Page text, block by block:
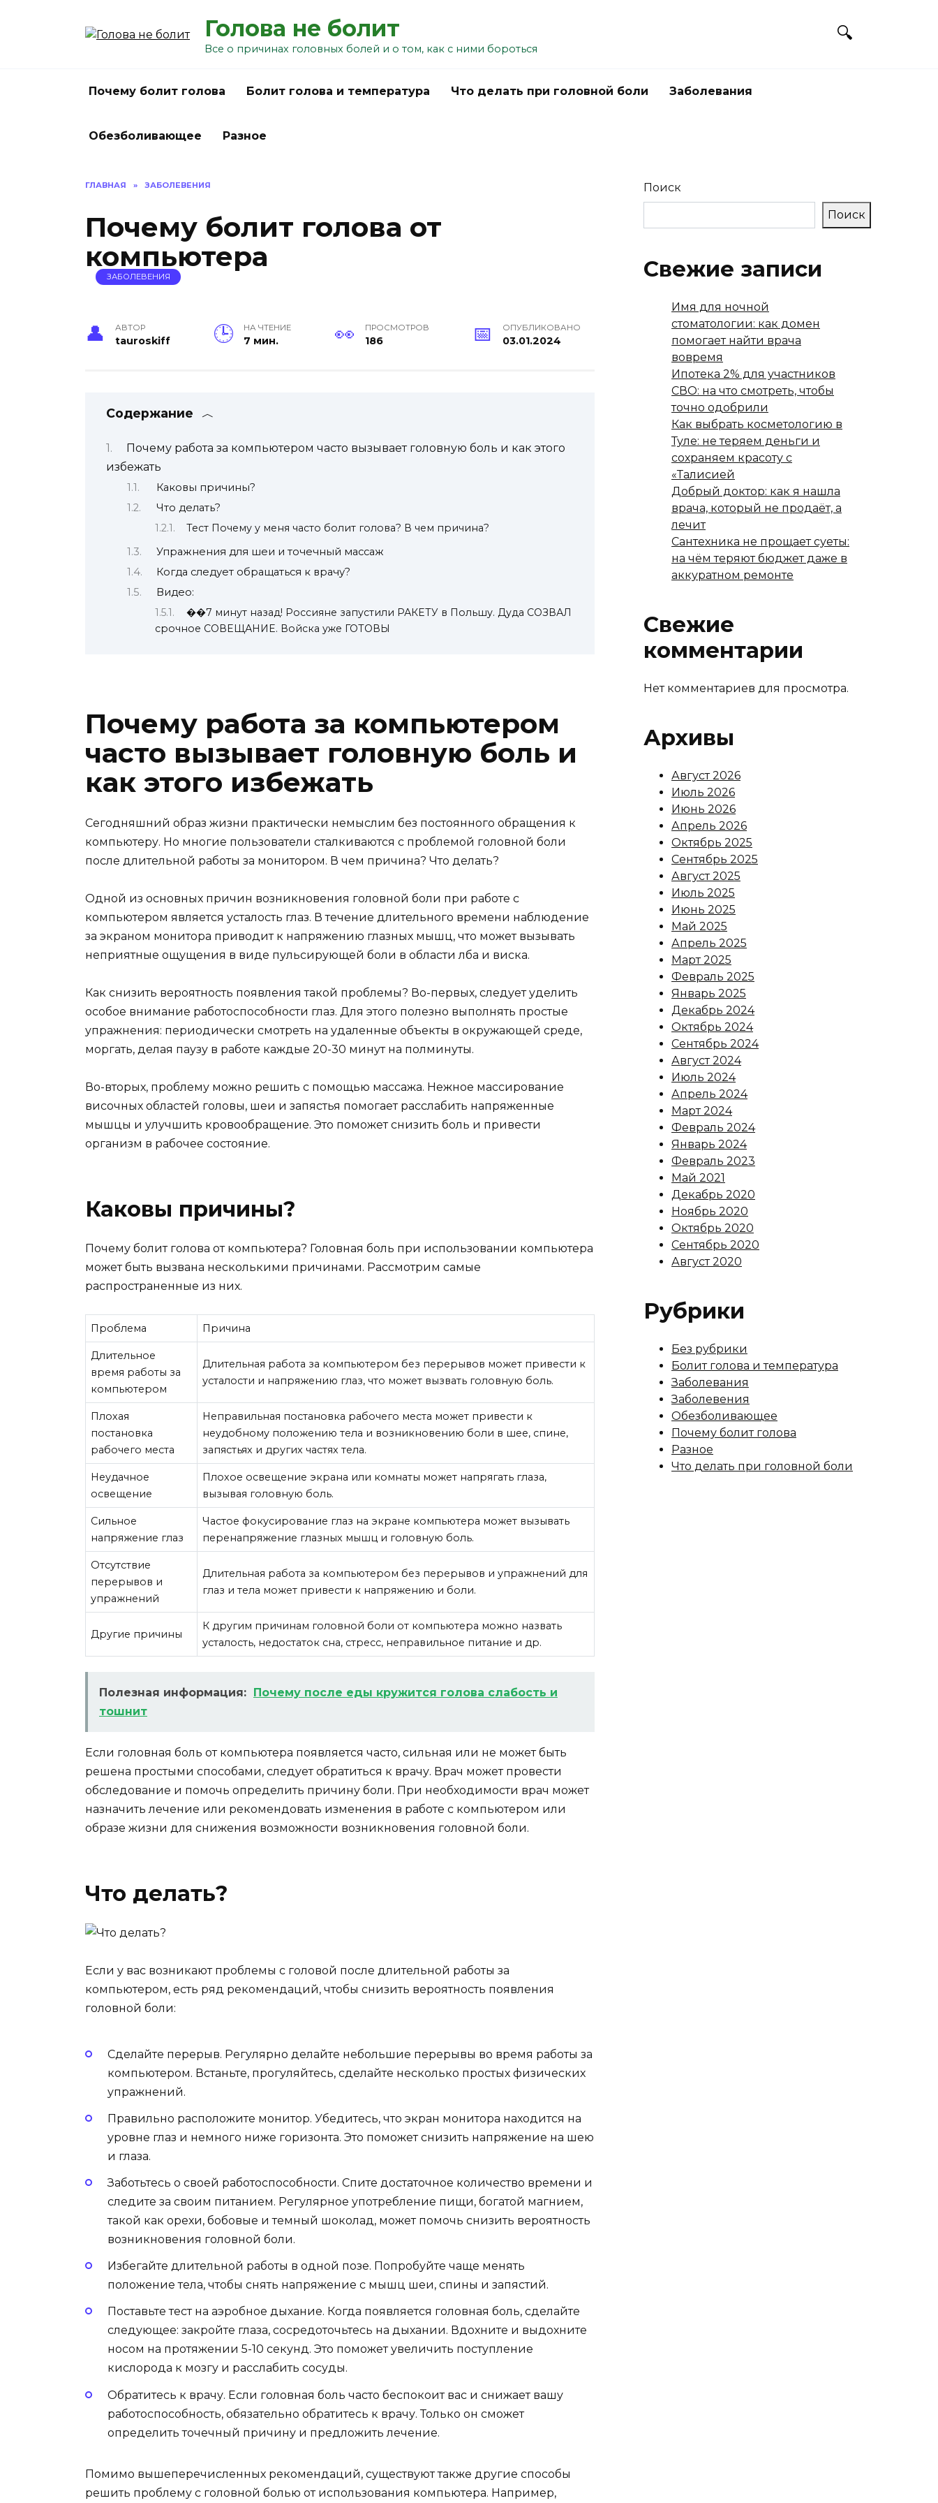
Голова не болит
Все о причинах головных болей и о том, как с ними бороться
Почему болит голова Болит голова и температура Что делать при головной боли Заболевания
Обезболивающее Разное
ГЛАВНАЯ » ЗАБОЛЕВЕНИЯ
Почему болит голова от
компьютера
ЗАБОЛЕВЕНИЯ
АВТОР
tauroskiff
НА ЧТЕНИЕ
7 мин.
ПРОСМОТРОВ
186
ОПУБЛИКОВАНО
03.01.2024
Содержание
Почему работа за компьютером часто вызывает головную боль и как этого
избежать
Каковы причины?
Что делать?
Тест Почему у меня часто болит голова? В чем причина?
Упражнения для шеи и точечный массаж
Когда следует обращаться к врачу?
Видео:
��7 минут назад! Россияне запустили РАКЕТУ в Польшу. Дуда СОЗВАЛ
срочное СОВЕЩАНИЕ. Войска уже ГОТОВЫ
Почему работа за компьютером
часто вызывает головную боль и
как этого избежать
Сегодняшний образ жизни практически немыслим без постоянного обращения к
компьютеру. Но многие пользователи сталкиваются с проблемой головной боли
после длительной работы за монитором. В чем причина? Что делать?
Одной из основных причин возникновения головной боли при работе с
компьютером является усталость глаз. В течение длительного времени наблюдение
за экраном монитора приводит к напряжению глазных мышц, что может вызывать
неприятные ощущения в виде пульсирующей боли в области лба и виска.
Как снизить вероятность появления такой проблемы? Во-первых, следует уделить
особое внимание работоспособности глаз. Для этого полезно выполнять простые
упражнения: периодически смотреть на удаленные объекты в окружающей среде,
моргать, делая паузу в работе каждые 20-30 минут на полминуты.
Во-вторых, проблему можно решить с помощью массажа. Нежное массирование
височных областей головы, шеи и запястья помогает расслабить напряженные
мышцы и улучшить кровообращение. Это поможет снизить боль и привести
организм в рабочее состояние.
Каковы причины?
Почему болит голова от компьютера? Головная боль при использовании компьютера
может быть вызвана несколькими причинами. Рассмотрим самые
распространенные из них.
Проблема Причина
Длительное
время работы за
компьютером
Длительная работа за компьютером без перерывов может привести к
усталости и напряжению глаз, что может вызвать головную боль.
Плохая
постановка
рабочего места
Неправильная постановка рабочего места может привести к
неудобному положению тела и возникновению боли в шее, спине,
запястьях и других частях тела.
Неудачное
освещение
Плохое освещение экрана или комнаты может напрягать глаза,
вызывая головную боль.
Сильное
напряжение глаз
Частое фокусирование глаз на экране компьютера может вызывать
перенапряжение глазных мышц и головную боль.
Отсутствие
перерывов и
упражнений
Длительная работа за компьютером без перерывов и упражнений для
глаз и тела может привести к напряжению и боли.
Другие причины
К другим причинам головной боли от компьютера можно назвать
усталость, недостаток сна, стресс, неправильное питание и др.
Полезная информация: Почему после еды кружится голова слабость и
тошнит
Если головная боль от компьютера появляется часто, сильная или не может быть
решена простыми способами, следует обратиться к врачу. Врач может провести
обследование и помочь определить причину боли. При необходимости врач может
назначить лечение или рекомендовать изменения в работе с компьютером или
образе жизни для снижения возможности возникновения головной боли.
Что делать?
Если у вас возникают проблемы с головой после длительной работы за
компьютером, есть ряд рекомендаций, чтобы снизить вероятность появления
головной боли:
Сделайте перерыв. Регулярно делайте небольшие перерывы во время работы за
компьютером. Встаньте, прогуляйтесь, сделайте несколько простых физических
упражнений.
Правильно расположите монитор. Убедитесь, что экран монитора находится на
уровне глаз и немного ниже горизонта. Это поможет снизить напряжение на шею
и глаза.
Заботьтесь о своей работоспособности. Спите достаточное количество времени и
следите за своим питанием. Регулярное употребление пищи, богатой магнием,
такой как орехи, бобовые и темный шоколад, может помочь снизить вероятность
возникновения головной боли.
Избегайте длительной работы в одной позе. Попробуйте чаще менять
положение тела, чтобы снять напряжение с мышц шеи, спины и запястий.
Поставьте тест на аэробное дыхание. Когда появляется головная боль, сделайте
следующее: закройте глаза, сосредоточьтесь на дыхании. Вдохните и выдохните
носом на протяжении 5-10 секунд. Это поможет увеличить поступление
кислорода к мозгу и расслабить сосуды.
Обратитесь к врачу. Если головная боль часто беспокоит вас и снижает вашу
работоспособность, обязательно обратитесь к врачу. Только он сможет
определить точечный причину и предложить лечение.
Помимо вышеперечисленных рекомендаций, существуют также другие способы
решить проблему с головной болью от использования компьютера. Например,
Поиск
Поиск
Свежие записи
Имя для ночной
стоматологии: как домен
помогает найти врача
вовремя
Ипотека 2% для участников
СВО: на что смотреть, чтобы
точно одобрили
Как выбрать косметологию в
Туле: не теряем деньги и
сохраняем красоту с
«Талисией
Добрый доктор: как я нашла
врача, который не продаёт, а
лечит
Сантехника не прощает суеты:
на чём теряют бюджет даже в
аккуратном ремонте
Свежие
комментарии
Нет комментариев для просмотра.
Архивы
Август 2026
Июль 2026
Июнь 2026
Апрель 2026
Октябрь 2025
Сентябрь 2025
Август 2025
Июль 2025
Июнь 2025
Май 2025
Апрель 2025
Март 2025
Февраль 2025
Январь 2025
Декабрь 2024
Октябрь 2024
Сентябрь 2024
Август 2024
Июль 2024
Апрель 2024
Март 2024
Февраль 2024
Январь 2024
Февраль 2023
Май 2021
Декабрь 2020
Ноябрь 2020
Октябрь 2020
Сентябрь 2020
Август 2020
Рубрики
Без рубрики
Болит голова и температура
Заболевания
Заболевения
Обезболивающее
Почему болит голова
Разное
Что делать при головной боли